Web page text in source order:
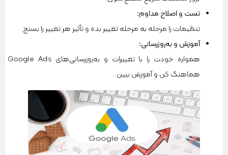
تست و اصلاح مداوم:
تنظیمات را مرحله به مرحله تغییر بده و تأثیر هر تغییر را بسنج.
آموزش و به‌روزرسانی:
همواره خودت را با تغییرات و به‌روزرسانی‌های Google Ads
هماهنگ کن و آموزش ببین.